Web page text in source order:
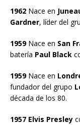
1962 Nace en
Gardner, líder del
1959Nace en San
batería Paul Black
1959Nace en
fundador del grupo
década de los 80.
1957 Elvis Presley